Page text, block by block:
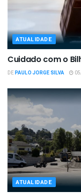
ATUALIDADE
Cuidado com o
DEPAULO JORGE SILVA
ATUALIDADE